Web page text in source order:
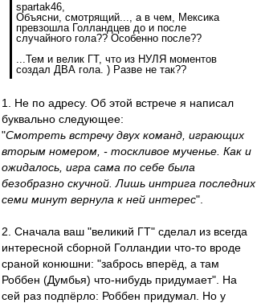
spartak46,
Объясни, смотрящий..., а в чем, Мексика
превзошла Голландцев до и после
случайного гола?? Особенно после??
...Тем и велик ГТ, что из НУЛЯ моментов
создал ДВА гола. ) Разве не так??
1. Не по адресу. Об этой встрече я написал
буквально следующее:
"Смотреть встречу двух команд, играющих
вторым номером, - тоскливое мученье. Как и
ожидалось, игра сама по себе была
безобразно скучной. Лишь интрига последних
семи минут вернула к ней интерес".
2. Сначала ваш "великий ГТ" сделал из всегда
интересной сборной Голландии что-то вроде
сраной конюшни: "забрось вперёд, а там
Роббен (Думбья) что-нибудь придумает". На
сей раз подпёрло: Роббен придумал. Но у